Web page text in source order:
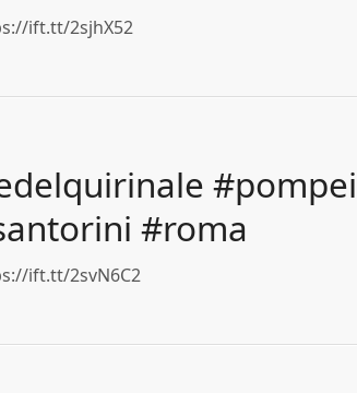
ift.tt/2sjhX52
#pompei
#roma
ift.tt/2svN6C2